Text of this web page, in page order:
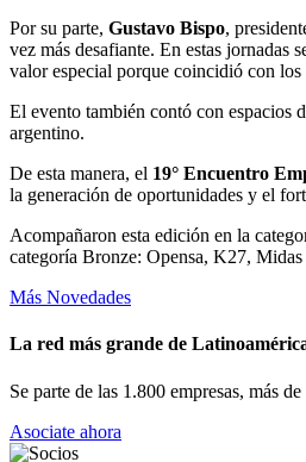
Por su parte, Gustavo Bispo,
vez más desafiante. En estas jornadas
valor especial porque coincidió con
El evento también contó con espacios
argentino.
De esta manera, el 19° Encuentro
la generación de oportunidades y el
Acompañaron esta edición en la
categoría Bronze: Opensa, K27,
Más Novedades
La red más grande de
Se parte de las 1.800 empresas, más
Asociate ahora